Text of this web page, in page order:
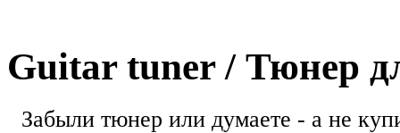
Guitar tuner / Тюнер
Забыли тюнер или думаете - а не